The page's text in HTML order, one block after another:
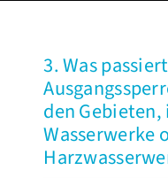
KARRIERE
PRESSE
3. Was
den Gebieten,
Wasserwerke